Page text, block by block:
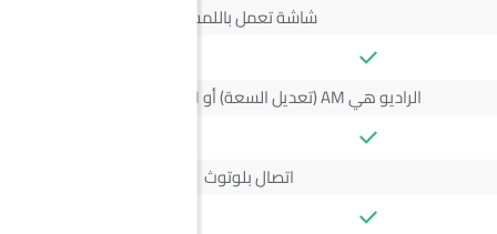
شاشة تعمل باللمس
الراديو هي AM (تعديل السعة) أو FM (تضمين التردد)،
اتصال بلوتوث